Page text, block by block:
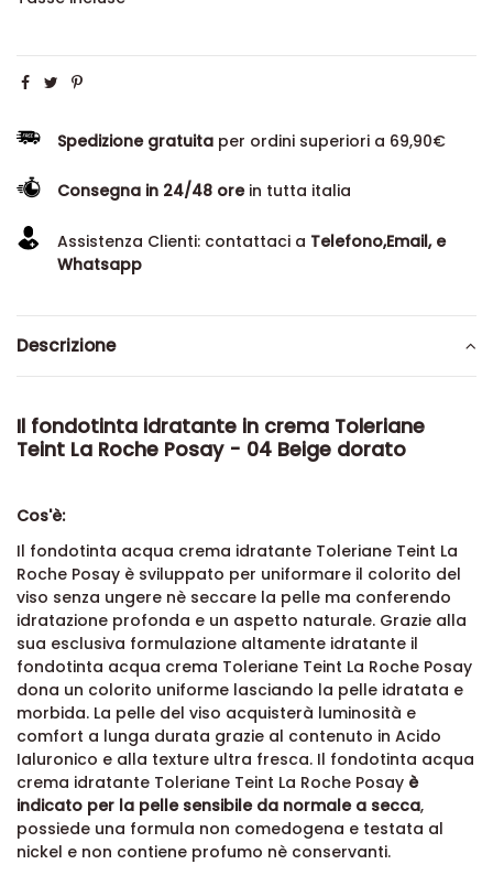
Spedizione gratuita per ordini superiori a 69,90€
Consegna in 24/48 orein tutta italia
Assistenza Clienti: contattaci a Telefono,Email, e
Whatsapp
Descrizione
Il fondotinta idratante in crema Toleriane
Teint La Roche Posay- 04 Beige dorato
Cos'è:
Il fondotinta acqua crema idratante Toleriane Teint La
Roche Posay è sviluppato per uniformare il colorito del
viso senza ungere nè seccare la pelle ma conferendo
idratazione profonda e un aspetto naturale. Grazie alla
sua esclusiva formulazione altamente idratante il
fondotinta acqua crema Toleriane Teint La Roche Posay
dona un colorito uniforme lasciando la pelle idratata e
morbida. La pelle del viso acquisterà luminosità e
comfort a lunga durata grazie al contenuto in Acido
Ialuronico e alla texture ultra fresca. Il fondotinta acqua
crema idratante Toleriane Teint La Roche Posay è
indicato per la pelle sensibile da normale a secca,
possiede una formula non comedogena e testata al
nickel e non contiene profumo nè conservanti.